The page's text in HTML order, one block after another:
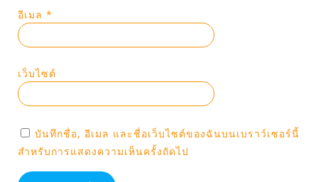
อีเมล *
เว็บไซต์
บันทึกชื่อ, อีเมล และชื่อเว็บไซต์ของฉันบนเบราว์เซอร์นี้
สำหรับการแสดงความเห็นครั้งถัดไป